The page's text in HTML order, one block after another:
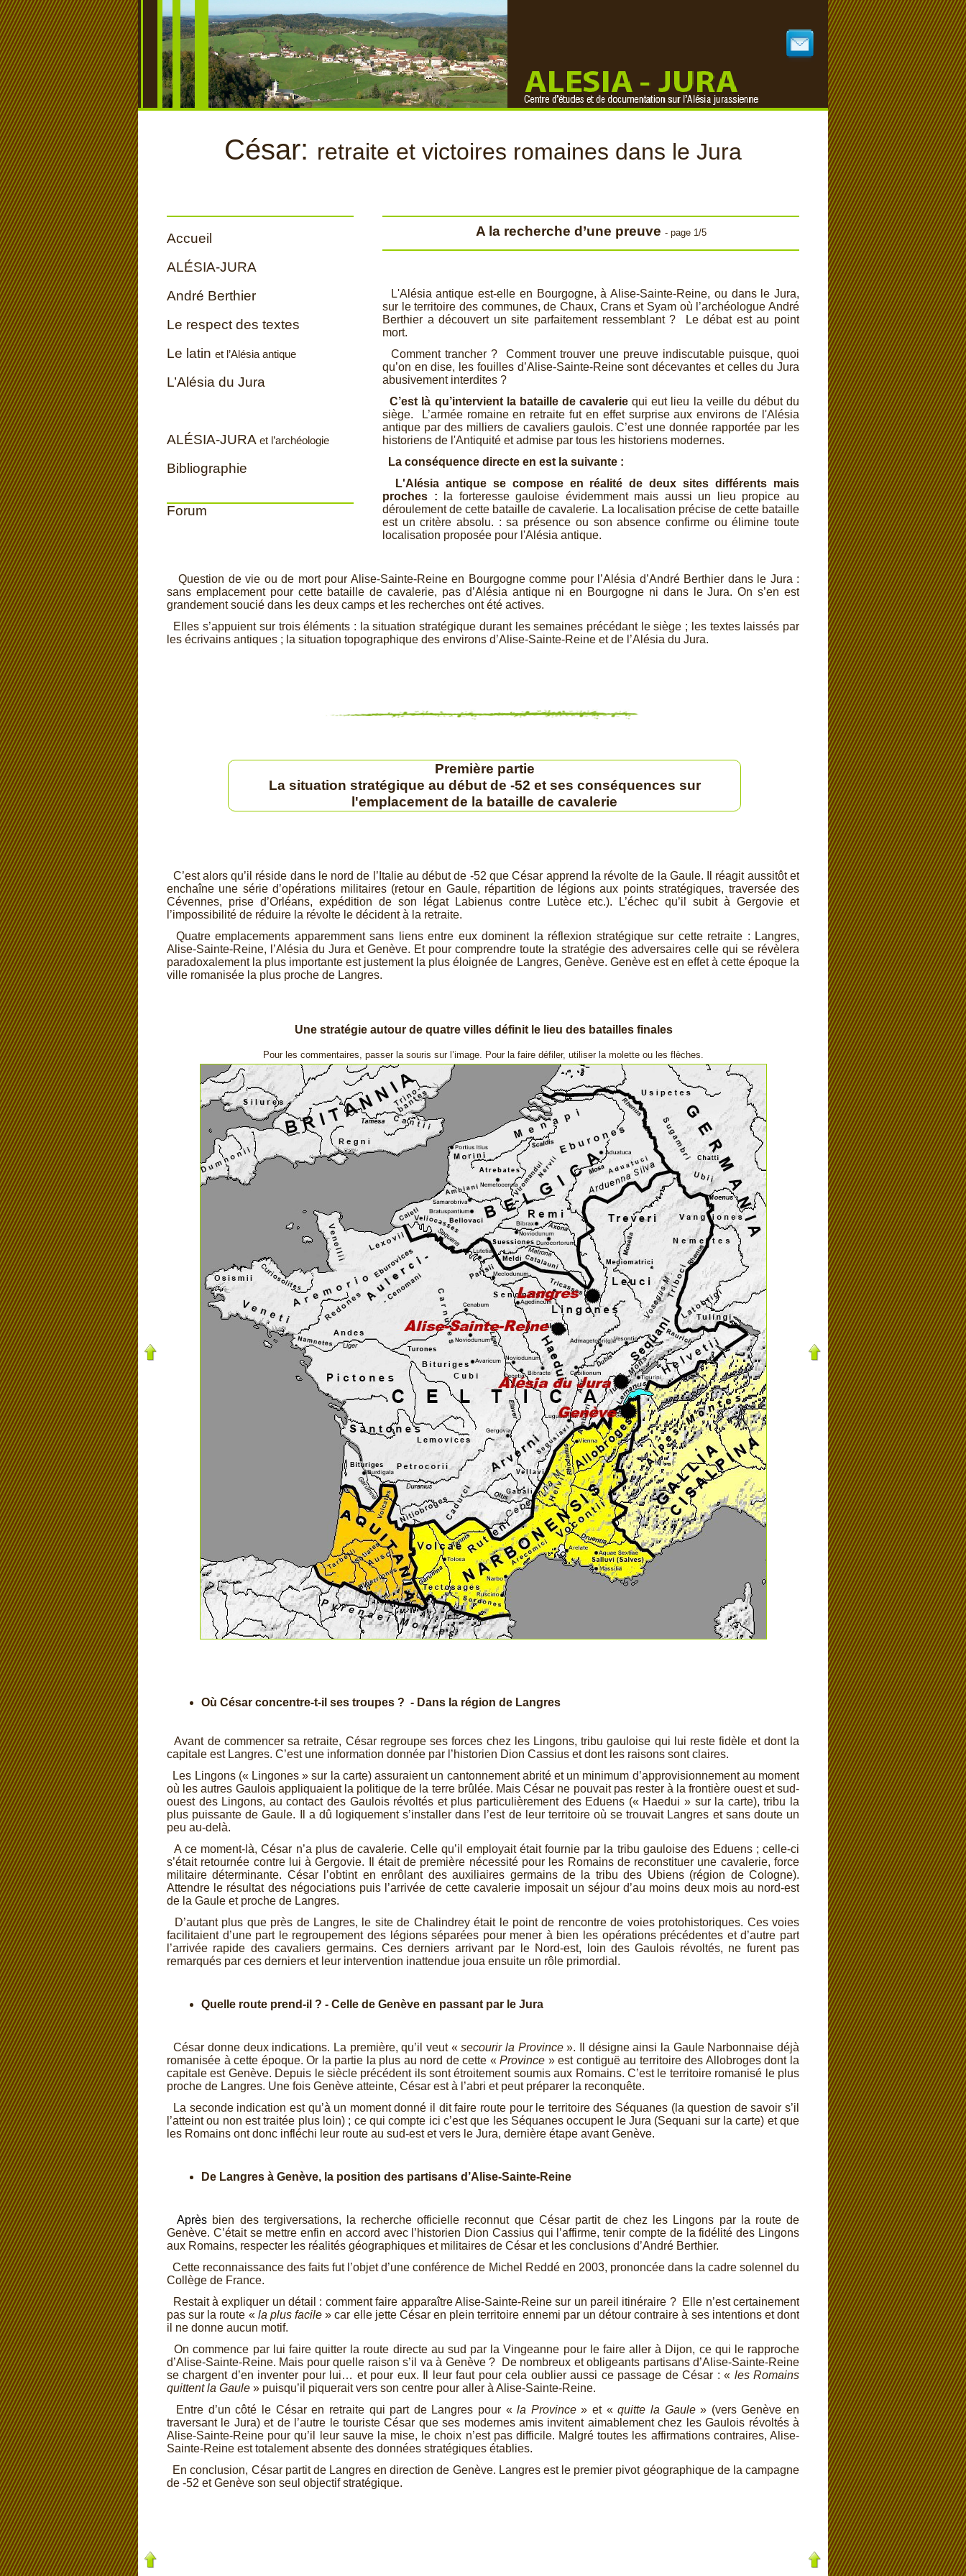
Une stratégie autour de quatre villes définit le lieu des batailles finales
Pour les commentaires, passer la souris sur l’image. Pour la faire défiler, utiliser la molette ou les flèches.
Accueil
ALÉSIA-JURA
André Berthier
Le respect des textes
L’Alésia du Jura
ALÉSIA-JURA et l’archéologie
Bibliographie
Forum
César: retraite et victoires romaines dans le Jura
L'Alésia antique est-elle en Bourgogne, à Alise-Sainte-Reine, ou dans le Jura,
sur le territoire des communes, de Chaux, Crans et Syam où l’archéologue André
Berthier a découvert un site parfaitement ressemblant ? Le débat est au point
mort.
Comment trancher ? Comment trouver une preuve indiscutable puisque, quoi
qu’on en dise, les fouilles d’Alise-Sainte-Reine sont décevantes et celles du Jura
abusivement interdites ?
C’est là qu’intervient la bataille de cavalerie qui eut lieu la veille du début du
siège. L’armée romaine en retraite fut en effet surprise aux environs de l'Alésia
antique par des milliers de cavaliers gaulois. C’est une donnée rapportée par les
historiens de l'Antiquité et admise par tous les historiens modernes.
La conséquence directe en est la suivante :
L'Alésia antique se compose en réalité de deux sites différents mais
proches : la forteresse gauloise évidemment mais aussi un lieu propice au
déroulement de cette bataille de cavalerie. La localisation précise de cette bataille
est un critère absolu. : sa présence ou son absence confirme ou élimine toute
localisation proposée pour l'Alésia antique.
Question de vie ou de mort pour Alise-Sainte-Reine en Bourgogne comme pour l’Alésia d’André Berthier dans le Jura :
sans emplacement pour cette bataille de cavalerie, pas d’Alésia antique ni en Bourgogne ni dans le Jura. On s’en est
grandement soucié dans les deux camps et les recherches ont été actives.
Elles s’appuient sur trois éléments : la situation stratégique durant les semaines précédant le siège ; les textes laissés par
les écrivains antiques ; la situation topographique des environs d’Alise-Sainte-Reine et de l’Alésia du Jura.
A la recherche d’une preuve -page 1/5
C’est alors qu’il réside dans le nord de l’Italie au début de -52 que César apprend la révolte de la Gaule. Il réagit aussitôt et
enchaîne une série d’opérations militaires (retour en Gaule, répartition de légions aux points stratégiques, traversée des
Cévennes, prise d’Orléans, expédition de son légat Labienus contre Lutèce etc.). L’échec qu’il subit à Gergovie et
l’impossibilité de réduire la révolte le décident à la retraite.
Quatre emplacements apparemment sans liens entre eux dominent la réflexion stratégique sur cette retraite : Langres,
Alise-Sainte-Reine, l’Alésia du Jura et Genève. Et pour comprendre toute la stratégie des adversaires celle qui se révèlera
paradoxalement la plus importante est justement la plus éloignée de Langres, Genève. Genève est en effet à cette époque la
ville romanisée la plus proche de Langres.
Où César concentre-t-il ses troupes ? - Dans la région de Langres
Avant de commencer sa retraite, César regroupe ses forces chez les Lingons, tribu gauloise qui lui reste fidèle et dont la
capitale est Langres. C’est une information donnée par l’historien Dion Cassius et dont les raisons sont claires.
Les Lingons (« Lingones » sur la carte) assuraient un cantonnement abrité et un minimum d’approvisionnement au moment
où les autres Gaulois appliquaient la politique de la terre brûlée. Mais César ne pouvait pas rester à la frontière ouest et sud-
ouest des Lingons, au contact des Gaulois révoltés et plus particulièrement des Eduens (« Haedui » sur la carte), tribu la
plus puissante de Gaule. Il a dû logiquement s’installer dans l’est de leur territoire où se trouvait Langres et sans doute un
peu au-delà.
A ce moment- là, César n’a plus de cavalerie. Celle qu’il employait était fournie par la tribu gauloise des Eduens ; celle-ci
s’était retournée contre lui à Gergovie. Il était de première nécessité pour les Romains de reconstituer une cavalerie, force
militaire déterminante. César l’obtint en enrôlant des auxiliaires germains de la tribu des Ubiens (région de Cologne).
Attendre le résultat des négociations puis l’arrivée de cette cavalerie imposait un séjour d’au moins deux mois au nord-est
de la Gaule et proche de Langres.
D’autant plus que près de Langres, le site de Chalindrey était le point de rencontre de voies protohistoriques. Ces voies
facilitaient d’une part le regroupement des légions séparées pour mener à bien les opérations précédentes et d’autre part
l’arrivée rapide des cavaliers germains. Ces derniers arrivant par le Nord-est, loin des Gaulois révoltés, ne furent pas
remarqués par ces derniers et leur intervention inattendue joua ensuite un rôle primordial.
Quelle route prend-il ? - Celle de Genève en passant par le Jura
César donne deux indications. La première, qu’il veut «secourir la Province». Il désigne ainsi la Gaule Narbonnaise déjà
romanisée à cette époque. Or la partie la plus au nord de cette «Province » est contiguë au territoire des Allobroges dont la
capitale est Genève. Depuis le siècle précédent ils sont étroitement soumis aux Romains. C’est le territoire romanisé le plus
proche de Langres. Une fois Genève atteinte, César est à l’abri et peut préparer la reconquête.
La seconde indication est qu’à un moment donné il dit faire route pour le territoire des Séquanes (la question de savoir s’il
l’atteint ou non est traitée plus loin) ; ce qui compte ici c’est que les Séquanes occupent le Jura (Sequani sur la carte) et que
les Romains ont donc infléchi leur route au sud-est et vers le Jura, dernière étape avant Genève.
De Langres à Genève, la position des partisans d’Alise-Sainte-Reine
Après bien des tergiversations, la recherche officielle reconnut que César partit de chez les Lingons par la route de
Genève. C’était se mettre enfin en accord avec l’historien Dion Cassius qui l’affirme, tenir compte de la fidélité des Lingons
aux Romains, respecter les réalités géographiques et militaires de César et les conclusions d’André Berthier.
Cette reconnaissance des faits fut l’objet d’une conférence de Michel Reddé en 2003, prononcée dans la cadre solennel du
Collège de France.
Restait à expliquer un détail : comment faire apparaître Alise-Sainte-Reine sur un pareil itinéraire ? Elle n’est certainement
pas sur la route « la plus facile» car elle jette César en plein territoire ennemi par un détour contraire à ses intentions et dont
il ne donne aucun motif.
On commence par lui faire quitter la route directe au sud par la Vingeanne pour le faire aller à Dijon, ce qui le rapproche
d’Alise-Sainte-Reine. Mais pour quelle raison s’il va à Genève ? De nombreux et obligeants partisans d’Alise-Sainte-Reine
se chargent d’en inventer pour lui… et pour eux. Il leur faut pour cela oublier aussi ce passage de César : « les Romains
quittent la Gaule » puisqu’il piquerait vers son centre pour aller à Alise-Sainte-Reine.
Entre d’un côté le César en retraite qui part de Langres pour «la Province» et «quitte la Gaule» (vers Genève en
traversant le Jura) et de l’autre le touriste César que ses modernes amis invitent aimablement chez les Gaulois révoltés à
Alise-Sainte-Reine pour qu’il leur sauve la mise, le choix n’est pas difficile. Malgré toutes les affirmations contraires, Alise-
Sainte-Reine est totalement absente des données stratégiques établies.
En conclusion, César partit de Langres en direction de Genève. Langres est le premier pivot géographique de la campagne
de -52 et Genève son seul objectif stratégique.
Première partie
La situation stratégique au début de -52 et ses conséquences sur
l'emplacement de la bataille de cavalerie
Le latin et l’Alésia antique